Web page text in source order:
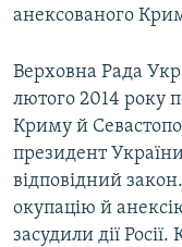
анексованого
Верховна Рада
лютого 2014 року
Криму й
президент
відповідний
окупацію й
засудили дії